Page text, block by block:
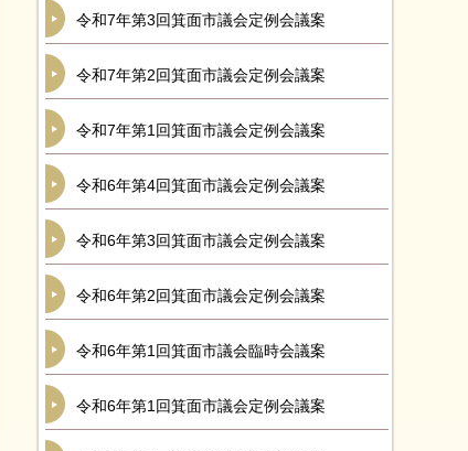
令和7年第3回箕面市議会定例会議案
令和7年第2回箕面市議会定例会議案
令和7年第1回箕面市議会定例会議案
令和6年第4回箕面市議会定例会議案
令和6年第3回箕面市議会定例会議案
令和6年第2回箕面市議会定例会議案
令和6年第1回箕面市議会臨時会議案
令和6年第1回箕面市議会定例会議案